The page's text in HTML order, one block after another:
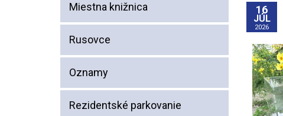
Miestna knižnica
Rusovce
Oznamy
Rezidentské parkovanie
16
JÚL
2026